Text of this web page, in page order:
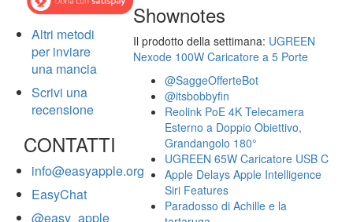
Altri metodi
per inviare
una mancia
Scrivi una
recensione
CONTATTI
info@easyapple.org
EasyChat
@easy_apple
Shownotes
Il prodotto della settimana: UGREEN
Nexode 100W Caricatore a 5 Porte
@SaggeOfferteBot
@itsbobbyfin
Reolink PoE 4K Telecamera
Esterno a Doppio Obiettivo,
Grandangolo 180°
UGREEN 65W Caricatore USB C
Apple Delays Apple Intelligence
Siri Features
Paradosso di Achille e la